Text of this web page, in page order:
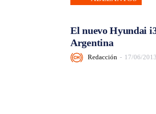
El nuevo Hyundai
Argentina
Redacción - 17/06/2013